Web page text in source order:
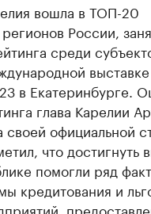
вошла в ТОП-20
России,
среди
выставке
Екатеринбурге.
глава Карелии
официальной
что достигнуть
помогли ряд
кредитования и